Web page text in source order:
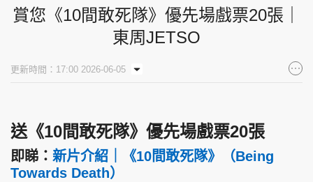
玄學靈異 東周專欄
東周刊 cazbuyer 東Touch
賞您《10間敢死隊》優先場戲票20張｜
東周JETSO
更新時間：17:00 2026-06-05
送《10間敢死隊》優先場戲票20張
即睇： 新片介紹｜《10間敢死隊》（Being
Towards Death）